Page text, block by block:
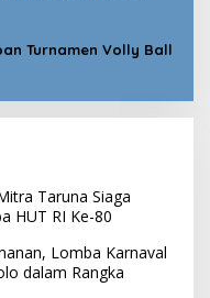
Turnamen Volly Ball
Taruna Siaga
HUT RI Ke-80
Lomba Karnaval
dalam Rangka